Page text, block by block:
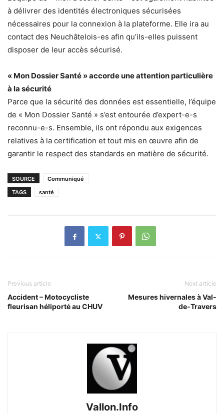
à délivrer des identités électroniques sécurisées
nécessaires pour la connexion à la plateforme. Elle ira au
contact des Neuchâtelois-es afin qu’ils-elles puissent
disposer de leur accès sécurisé.
« Mon Dossier Santé » accorde une attention particulière
à la sécurité
Parce que la sécurité des données est essentielle, l’équipe
de « Mon Dossier Santé » s’est entourée d’expert-e-s
reconnu-e-s. Ensemble, ils ont répondu aux exigences
relatives à la certification et tout mis en œuvre afin de
garantir le respect des standards en matière de sécurité.
SOURCE
Communiqué
TAGS
santé
Previous article
Accident – Motocycliste
fleurisan héliporté au CHUV
Next article
Mesures hivernales à Val-
de-Travers
Vallon.Info